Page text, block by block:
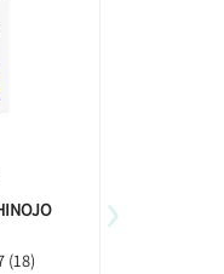
(18)
›